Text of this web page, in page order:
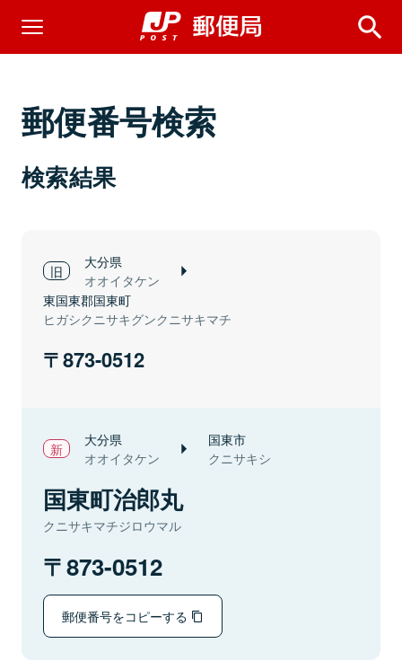
郵便番号検索
検索結果
大分県
オオイタケン
東国東郡国東町
ヒガシクニサキグンクニサキマチ
873-0512
大分県
オオイタケン
国東市
クニサキシ
国東町治郎丸
クニサキマチジロウマル
873-0512
郵便番号をコピーする